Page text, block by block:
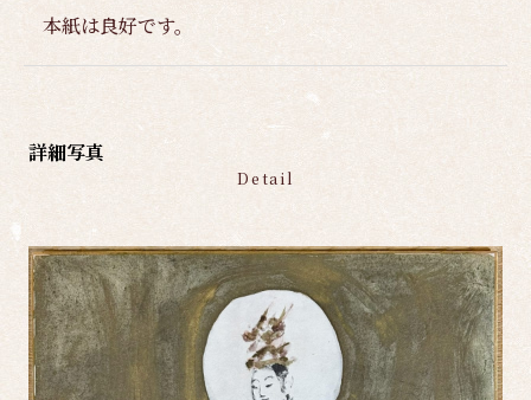
本紙は良好です。
詳細写真
Detail